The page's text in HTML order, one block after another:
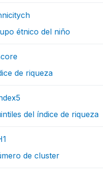
étnico del niño
de riqueza
del índice de riqueza
de cluster